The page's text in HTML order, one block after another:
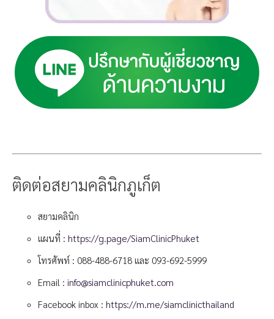
ติดต่อสยามคลินิกภูเก็ต
สยามคลินิก
แผนที่ : https://g.page/SiamClinicPhuket
โทรศัพท์ : 088-488-6718 และ 093-692-5999
Email : info@siamclinicphuket.com
Facebook inbox : https://m.me/siamclinicthailand